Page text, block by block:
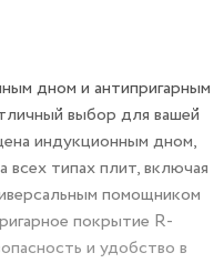
дном и антипригарным
выбор для вашей
индукционным дном,
всех типах плит, включая
помощником
покрытие R-
и удобство в